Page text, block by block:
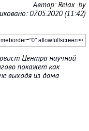
Автор:Relax .by
07.05.2020 (11:42)
Центра научной
покажет как
выходя из дома